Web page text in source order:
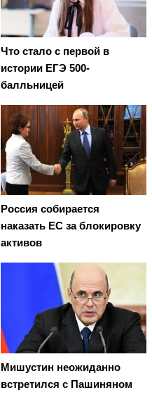
Что стало с первой в
истории ЕГЭ 500-
балльницей
Россия собирается
наказать EC за блокировку
активов
Мишустин неожиданно
встретился с Пашиняном